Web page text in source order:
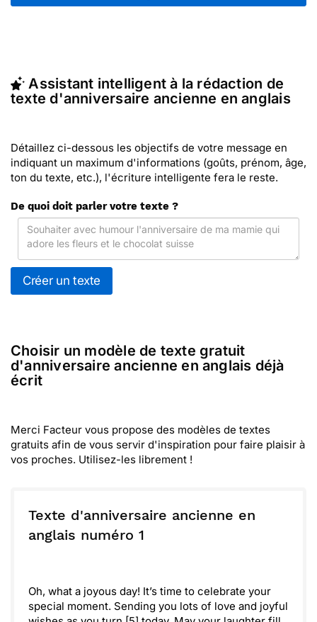
sur vos réseaux sociaux.
Facteur (c'est rapide et pas cher). Merci Facteur
vous propose 14 modèles imprimés de
d'anniversaire anciennes en anglais à envoyer
Assistant intelligent à la rédaction de
texte d'anniversaire ancienne en anglais
Détaillez ci-dessous les objectifs de votre message en
indiquant un maximum d'informations (goûts, prénom, âge,
ton du texte, etc.), l'écriture intelligente fera le reste.
De quoi doit parler votre texte ?
Créer un texte
Choisir un modèle de texte gratuit
d'anniversaire ancienne en anglais déjà
écrit
Merci Facteur vous propose des modèles de textes
gratuits afin de vous servir d'inspiration pour faire plaisir à
vos proches. Utilisez-les librement !
Texte d'anniversaire ancienne en
anglais numéro 1
Oh, what a joyous day! It’s time to celebrate your
special moment. Sending you lots of love and joyful